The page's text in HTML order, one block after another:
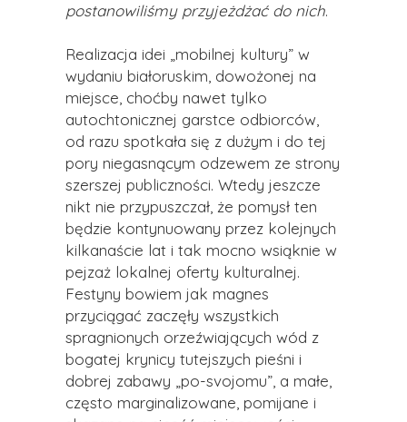
postanowiliśmy przyjeżdżać do nich.
Realizacja idei „mobilnej kultury” w
wydaniu białoruskim, dowożonej na
miejsce, choćby nawet tylko
autochtonicznej garstce odbiorców,
od razu spotkała się z dużym i do tej
pory niegasnącym odzewem ze strony
szerszej publiczności. Wtedy jeszcze
nikt nie przypuszczał, że pomysł ten
będzie kontynuowany przez kolejnych
kilkanaście lat i tak mocno wsiąknie w
pejzaż lokalnej oferty kulturalnej.
Festyny bowiem jak magnes
przyciągać zaczęły wszystkich
spragnionych orzeźwiających wód z
bogatej krynicy tutejszych pieśni i
dobrej zabawy „po-svojomu”, a małe,
często marginalizowane, pomijane i